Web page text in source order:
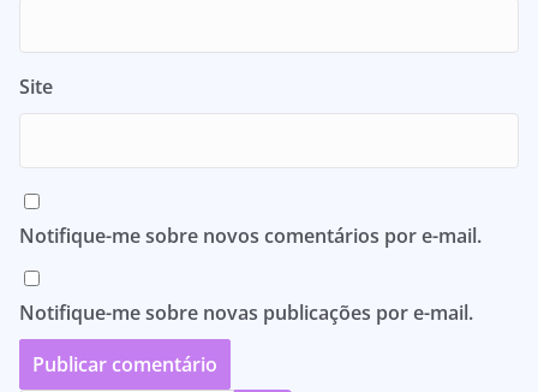
Site
Notifique-me sobre novos comentários por e-mail.
Notifique-me sobre novas publicações por e-mail.